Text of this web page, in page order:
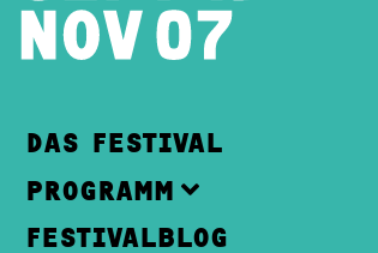
DAS FESTIVAL
PROGRAMM
FESTIVALBLOG